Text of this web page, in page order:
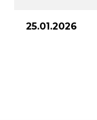
25.01.2026